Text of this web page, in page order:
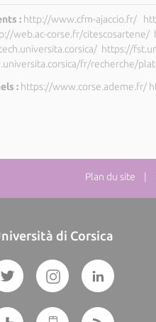
: http://www.cfm-ajaccio.fr/
web.ac-corse.fr/
https://
fr/recherche/
: https://www.corse.ademe.fr/
Plan du site |
di Corsica